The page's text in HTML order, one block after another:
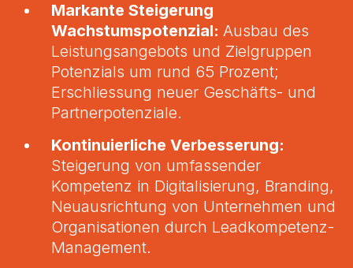
Markante Steigerung
Wachstumspotenzial: Ausbau des
Leistungsangebots und Zielgruppen
Potenzials um rund 65 Prozent;
Erschliessung neuer Geschäfts- und
Partnerpotenziale.
Kontinuierliche Verbesserung:
Steigerung von umfassender
Kompetenz in Digitalisierung, Branding,
Neuausrichtung von Unternehmen und
Organisationen durch Leadkompetenz-
Management.